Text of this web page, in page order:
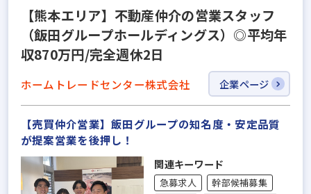
【熊本エリア】不動産仲介の営業スタッフ
（飯田グループホールディングス）◎平均年
収870万円/完全週休2日
ホームトレードセンター株式会社 企業ページ
【売買仲介営業】飯田グループの知名度・安定品質
が提案営業を後押し！
関連キーワード
急募求人
幹部候補募集